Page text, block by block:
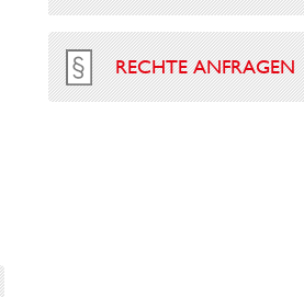
RECHTE ANFRAGEN